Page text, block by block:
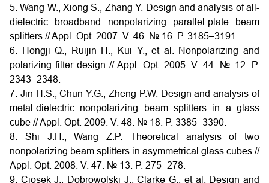
5. Wang W., Xiong S., Zhang Y. Design and analysis of all-
dielectric broadband nonpolarizing parallel-plate beam
splitters // Appl. Opt. 2007. V. 46. № 16. P. 3185–3191.
6. Hongji Q., Ruijin H., Kui Y., et al. Nonpolarizing and
polarizing filter design // Appl. Opt. 2005. V. 44. № 12. P.
2343–2348.
7. Jin H.S., Chun Y.G., Zheng P.W. Design and analysis of
metal-dielectric nonpolarizing beam splitters in a glass
cube // Appl. Opt. 2009. V. 48. № 18. P. 3385–3390.
8. Shi J.H., Wang Z.P. Theoretical analysis of two
nonpolarizing beam splitters in asymmetrical glass cubes //
Appl. Opt. 2008. V. 47. № 13. P. 275–278.
9. Ciosek J., Dobrowolski J., Clarke G., et al. Design and